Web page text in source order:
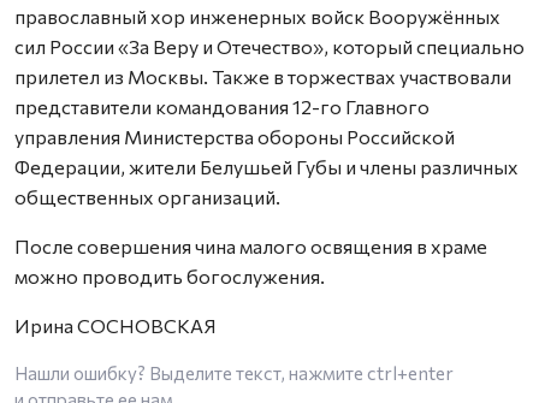
православный хор инженерных войск Вооружённых
сил России «За Веру и Отечество», который специально
прилетел из Москвы. Также в торжествах участвовали
представители командования 12-го Главного
управления Министерства обороны Российской
Федерации, жители Белушьей Губы и члены различных
общественных организаций.
После совершения чина малого освящения в храме
можно проводить богослужения.
Ирина СОСНОВСКАЯ
Нашли ошибку? Выделите текст, нажмите ctrl+enter